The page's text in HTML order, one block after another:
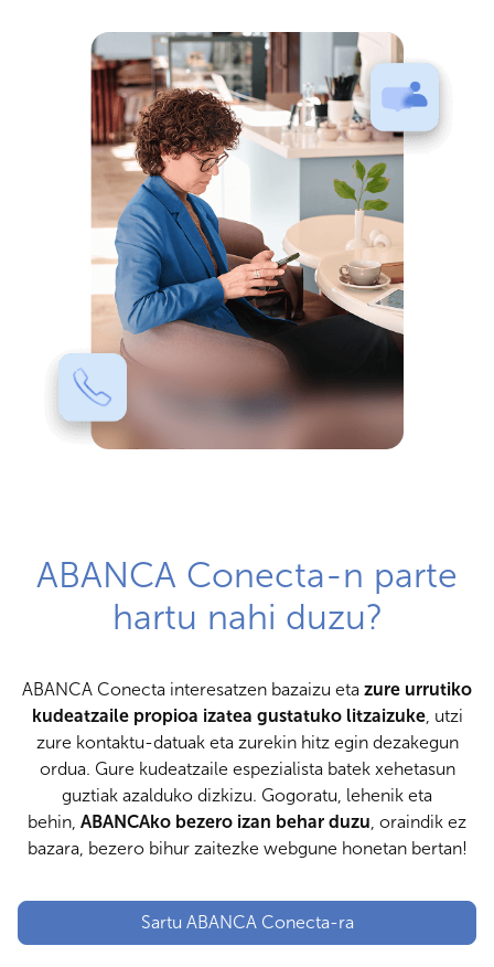
ABANCA Conecta-n parte
hartu nahi duzu?
ABANCA Conecta interesatzen bazaizu eta zure urrutiko
kudeatzaile propioa izatea gustatuko litzaizuke, utzi
zure kontaktu-datuak eta zurekin hitz egin dezakegun
ordua. Gure kudeatzaile espezialista batek xehetasun
guztiak azalduko dizkizu. Gogoratu, lehenik eta
behin, ABANCAko bezero izan behar duzu, oraindik ez
bazara, bezero bihur zaitezke webgune honetan bertan!
Sartu ABANCA Conecta-ra